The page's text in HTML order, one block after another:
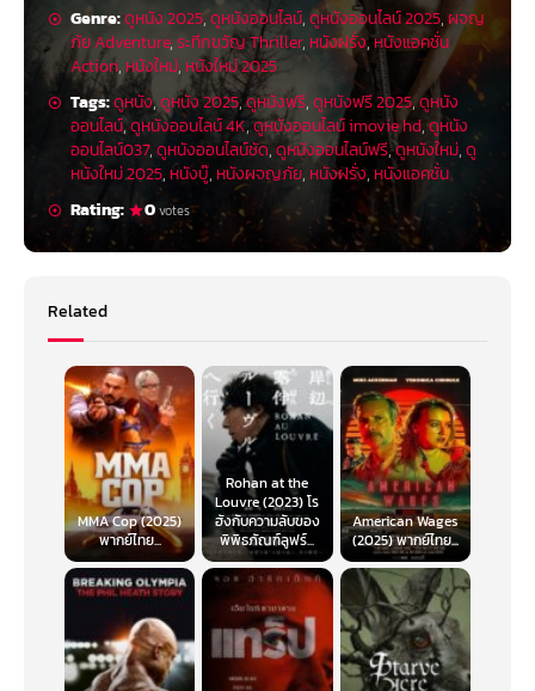
Genre:ดูหนัง 2025,ดูหนังออนไลน์,ดูหนังออนไลน์ 2025, ผจญ
ภัย Adventure,ระทึกขวัญ Thriller, หนังฝรั่ง,หนังแอคชั่น
Action, หนังใหม่, หนังใหม่ 2025
Tags:ดูหนัง,ดูหนัง 2025,ดูหนังฟรี,ดูหนังฟรี 2025,ดูหนัง
ออนไลน์,ดูหนังออนไลน์ 4K,ดูหนังออนไลน์ imovie hd,ดูหนัง
ออนไลน์037,ดูหนังออนไลน์ชัด,ดูหนังออนไลน์ฟรี,ดูหนังใหม่,ดู
หนังใหม่ 2025, หนังบู๊, หนังผจญภัย, หนังฝรั่ง, หนังแอคชั่น
Rating:
0votes
Related
MMA Cop (2025)
พากย์ไทย...
Rohan at the
Louvre (2023) โร
ฮังกับความลับของ
พิพิธภัณฑ์ลูฟร์...
American Wages
(2025) พากย์ไทย...